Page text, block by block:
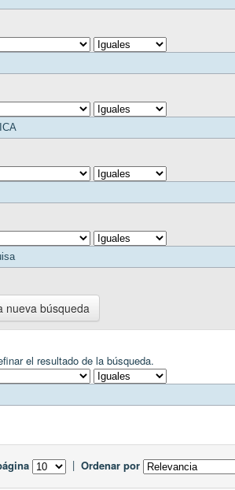
nueva búsqueda
el resultado de la búsqueda.
| Ordenar por